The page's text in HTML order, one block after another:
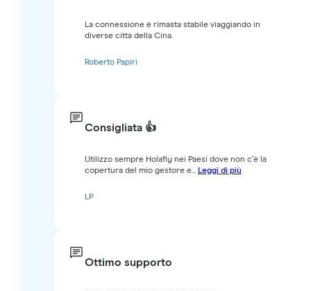
La connessione è rimasta stabile viaggiando in
diverse città della Cina.
Roberto Papiri
Consigliata 👍
Utilizzo sempre Holafly nei Paesi dove non c’è la
copertura del mio gestore e... Leggi di più
LP
Ottimo supporto